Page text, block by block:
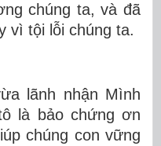
chúng ta, và đã
vì tội lỗi chúng ta.
lãnh nhận Mình
là bảo chứng ơn
chúng con vững